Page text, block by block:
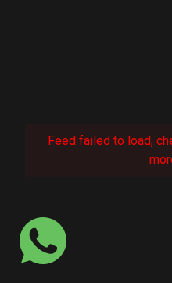
Feed failed to load,